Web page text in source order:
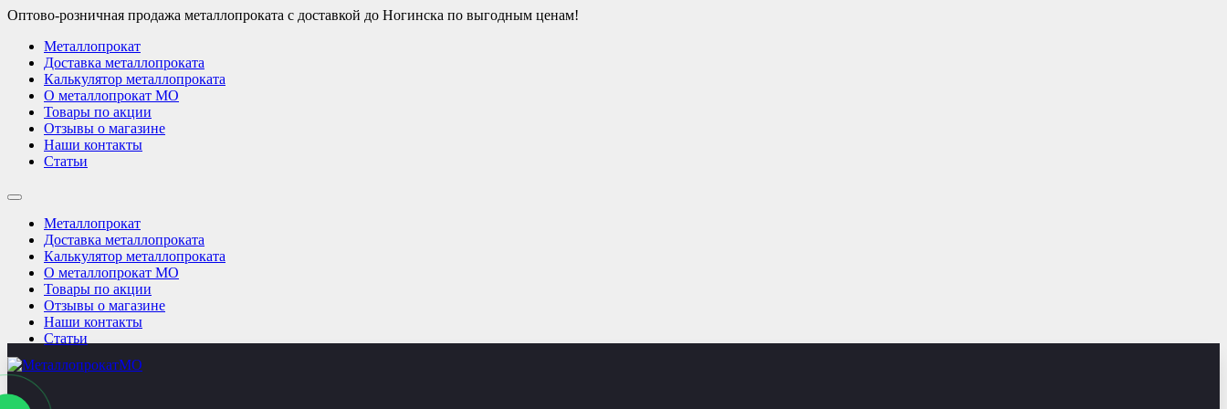
Оптово-розничная продажа металлопроката с доставкой до Ногинска по выгодным ценам!
Металлопрокат
Доставка металлопроката
Калькулятор металлопроката
О металлопрокат МО
Товары по акции
Отзывы о магазине
Наши контакты
Статьи
Металлопрокат
Доставка металлопроката
Калькулятор металлопроката
О металлопрокат МО
Товары по акции
Отзывы о магазине
Наши контакты
Статьи